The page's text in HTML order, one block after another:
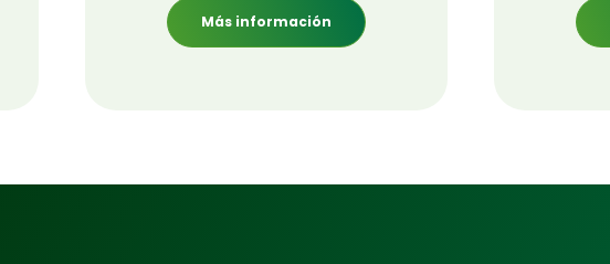
Más información